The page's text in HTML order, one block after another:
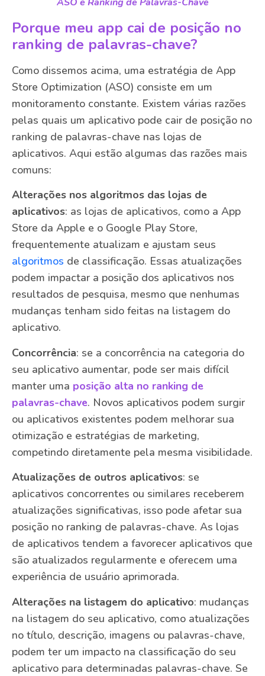
Porque meu app cai de posição no
ranking de palavras-chave?
Como dissemos acima, uma estratégia de App
Store Optimization (ASO) consiste em um
monitoramento constante. Existem várias razões
pelas quais um aplicativo pode cair de posição no
ranking de palavras-chave nas lojas de
aplicativos. Aqui estão algumas das razões mais
comuns:
Alterações nos algoritmos das lojas de
aplicativos: as lojas de aplicativos, como a App
Store da Apple e o Google Play Store,
frequentemente atualizam e ajustam seus
algoritmos de classificação. Essas atualizações
podem impactar a posição dos aplicativos nos
resultados de pesquisa, mesmo que nenhumas
mudanças tenham sido feitas na listagem do
aplicativo.
Concorrência: se a concorrência na categoria do
seu aplicativo aumentar, pode ser mais difícil
manter uma posição alta no ranking de
palavras-chave. Novos aplicativos podem surgir
ou aplicativos existentes podem melhorar sua
otimização e estratégias de marketing,
competindo diretamente pela mesma visibilidade.
Atualizações de outros aplicativos: se
aplicativos concorrentes ou similares receberem
atualizações significativas, isso pode afetar sua
posição no ranking de palavras-chave. As lojas
de aplicativos tendem a favorecer aplicativos que
são atualizados regularmente e oferecem uma
experiência de usuário aprimorada.
Alterações na listagem do aplicativo: mudanças
na listagem do seu aplicativo, como atualizações
no título, descrição, imagens ou palavras-chave,
podem ter um impacto na classificação do seu
aplicativo para determinadas palavras-chave. Se